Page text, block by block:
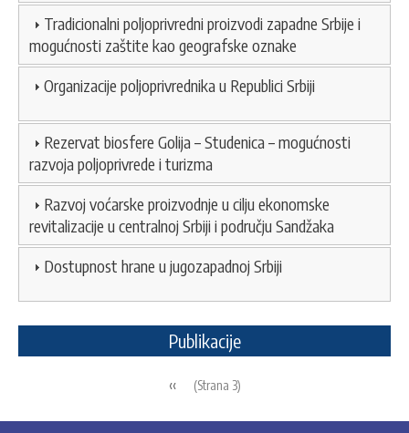
Tradicionalni poljoprivredni proizvodi zapadne Srbije i
mogućnosti zaštite kao geografske oznake
Organizacije poljoprivrednika u Republici Srbiji
Rezervat biosfere Golija – Studenica – mogućnosti
razvoja poljoprivrede i turizma
Razvoj voćarske proizvodnje u cilju ekonomske
revitalizacije u centralnoj Srbiji i području Sandžaka
Dostupnost hrane u jugozapadnoj Srbiji
Publikacije
Previous
‹‹ (Strana 3)